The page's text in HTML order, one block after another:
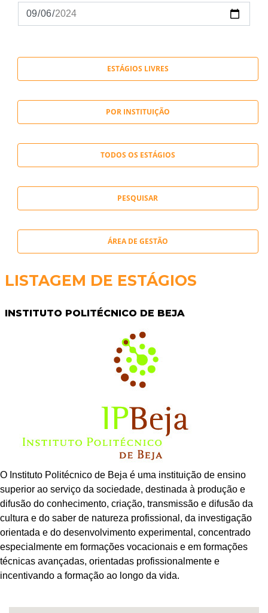
ESTÁGIOS LIVRES
POR INSTITUIÇÃO
TODOS OS ESTÁGIOS
ÁREA DE GESTÃO
LISTAGEM DE ESTÁGIOS
INSTITUTO POLITÉCNICO DE BEJA
O Instituto Politécnico de Beja é uma instituição de ensino
superior ao serviço da sociedade, destinada à produção e
difusão do conhecimento, criação, transmissão e difusão da
cultura e do saber de natureza profissional, da investigação
orientada e do desenvolvimento experimental, concentrado
especialmente em formações vocacionais e em formações
técnicas avançadas, orientadas profissionalmente e
incentivando a formação ao longo da vida.